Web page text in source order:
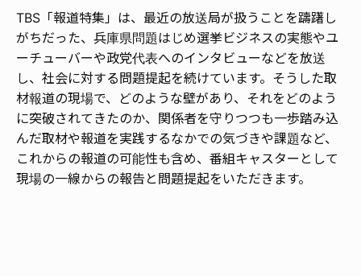
TBS「報道特集」は、最近の放送局が扱うことを躊躇し
がちだった、兵庫県問題はじめ選挙ビジネスの実態やユ
ーチューバーや政党代表へのインタビューなどを放送
し、社会に対する問題提起を続けています。そうした取
材報道の現場で、どのような壁があり、それをどのよう
に突破されてきたのか、関係者を守りつつも一歩踏み込
んだ取材や報道を実践するなかでの気づきや課題など、
これからの報道の可能性も含め、番組キャスターとして
現場の一線からの報告と問題提起をいただきます。